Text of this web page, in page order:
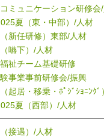
ミュニケーション研修会
夏（東・中部）/人材
新任研修）東部/人材
嚥下）/人材
祉チーム基礎研修
事業事前研修会/振興
起居・移乗・ﾎﾟｼﾞｼｮﾆﾝｸ
夏（西部）/人材
接遇）/人材